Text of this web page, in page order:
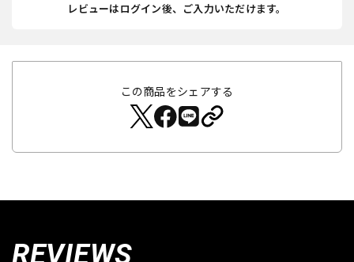
レビューはログイン後、ご入力いただけます。
この商品をシェアする
REVIEWS